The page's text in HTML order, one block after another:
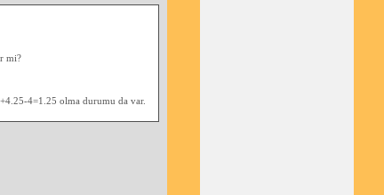
mi?
4=1.25 olma durumu da var.